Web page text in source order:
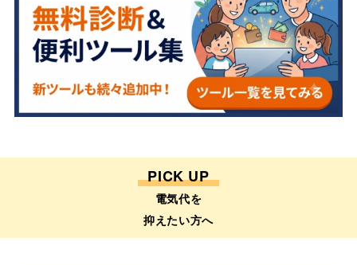
PICK UP
電気代を
抑えたい方へ